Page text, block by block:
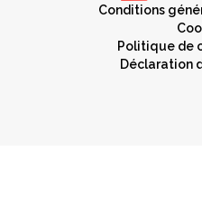
Conditions
Politique de
Déclaration